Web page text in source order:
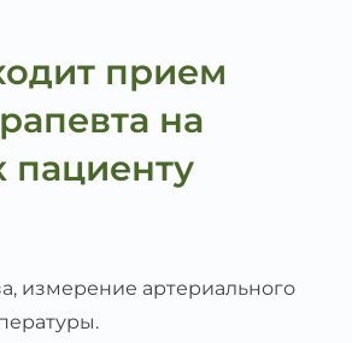
прием
на
пациенту
измерение артериального